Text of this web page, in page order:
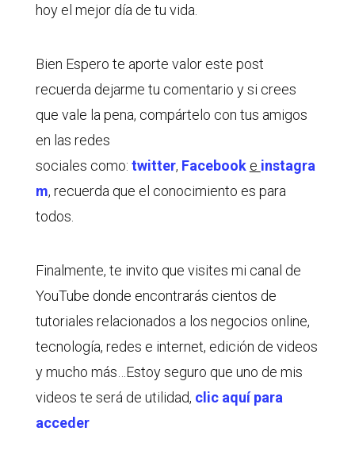
hoy el mejor día de tu vida.
Bien Espero te aporte valor este post
recuerda dejarme tu comentario y si crees
que vale la pena, compártelo con tus amigos
en las redes
sociales como: twitter, Facebook e instagra
m, recuerda que el conocimiento es para
todos.
Finalmente, te invito que visites mi canal de
YouTube donde encontrarás cientos de
tutoriales relacionados a los negocios online,
tecnología, redes e internet, edición de videos
y mucho más…Estoy seguro que uno de mis
videos te será de utilidad, clic aquí para
acceder